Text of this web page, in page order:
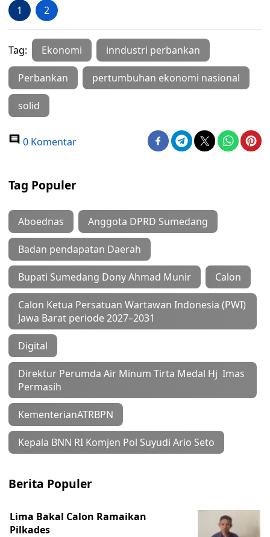
1 2
Tag: Ekonomi inndustri perbankan
Perbankan pertumbuhan ekonomi nasional
solid
0 Komentar
Tag Populer
Aboednas Anggota DPRD Sumedang
Badan pendapatan Daerah
Bupati Sumedang Dony Ahmad Munir Calon
Calon Ketua Persatuan Wartawan Indonesia (PWI)
Jawa Barat periode 2027–2031
Digital
Direktur Perumda Air Minum Tirta Medal Hj Imas
Permasih
KementerianATRBPN
Kepala BNN RI Komjen Pol Suyudi Ario Seto
Berita Populer
Lima Bakal Calon Ramaikan
Pilkades